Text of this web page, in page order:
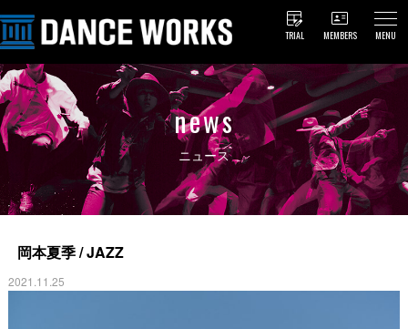
TRIAL MEMBERS MENU
news
ニュース
岡本夏季 / JAZZ
2021.11.25